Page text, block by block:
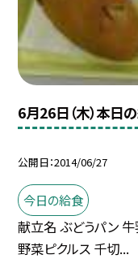
6月26日（木）本日
公開日 2014/06/27
今日の給食
献立名 ぶどうパン 牛
野菜ピクルス 千切...